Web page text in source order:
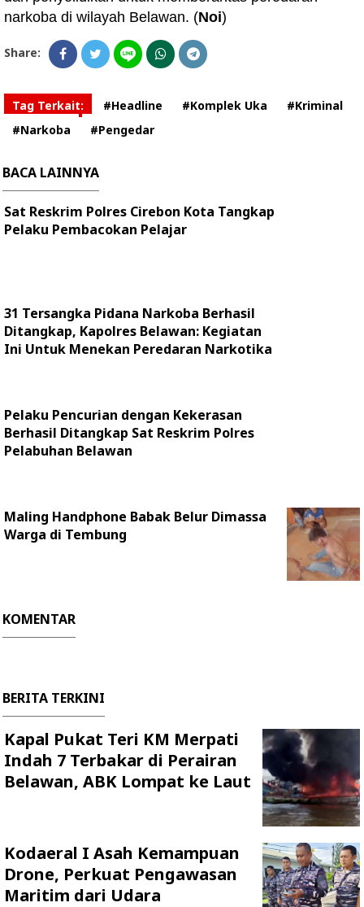
narkoba di wilayah Belawan. (Noi)
Share:
Tag Terkait: #Headline #Komplek Uka
#Kriminal
#Narkoba
#Pengedar
BACA LAINNYA
Sat Reskrim Polres Cirebon Kota Tangkap
Pelaku Pembacokan Pelajar
31 Tersangka Pidana Narkoba Berhasil
Ditangkap, Kapolres Belawan: Kegiatan
Ini Untuk Menekan Peredaran Narkotika
Pelaku Pencurian dengan Kekerasan
Berhasil Ditangkap Sat Reskrim Polres
Pelabuhan Belawan
Maling Handphone Babak Belur Dimassa
Warga di Tembung
KOMENTAR
BERITA TERKINI
Kapal Pukat Teri KM Merpati
Indah 7 Terbakar di Perairan
Belawan, ABK Lompat ke Laut
Kodaeral I Asah Kemampuan
Drone, Perkuat Pengawasan
Maritim dari Udara